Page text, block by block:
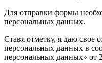
Для отправки формы
персональных данных.
Ставя отметку, я даю свое
персональных данных в
персональных данных» от